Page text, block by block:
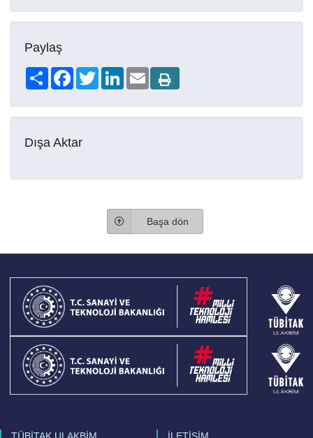
Paylaş
Share FacebookTwitterLinkedIn
Email
Dışa Aktar
Başa dön